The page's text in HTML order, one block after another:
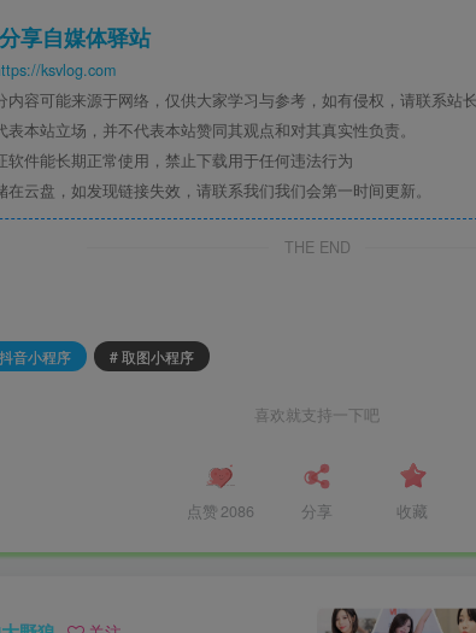
享自媒体驿站
ksvlog.com
内容可能来源于网络，仅供大家学习与参考，如有侵权，请联系站
本站立场，并不代表本站赞同其观点和对其真实性负责。
软件能长期正常使用，禁止下载用于任何违法行为
云盘，如发现链接失效，请联系我们我们会第一时间更新。
THE END
音小程序 # 取图小程序
喜欢就支持一下吧
点赞 2086 分享 收藏